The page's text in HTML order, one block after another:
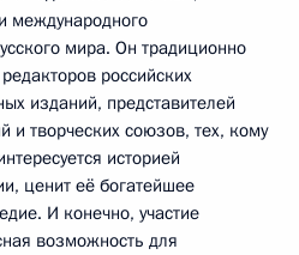
международного
мира. Он традиционно
российских
изданий, представителей
и творческих союзов, тех, кому
историей
ценит её богатейшее
И конечно, участие
возможность для